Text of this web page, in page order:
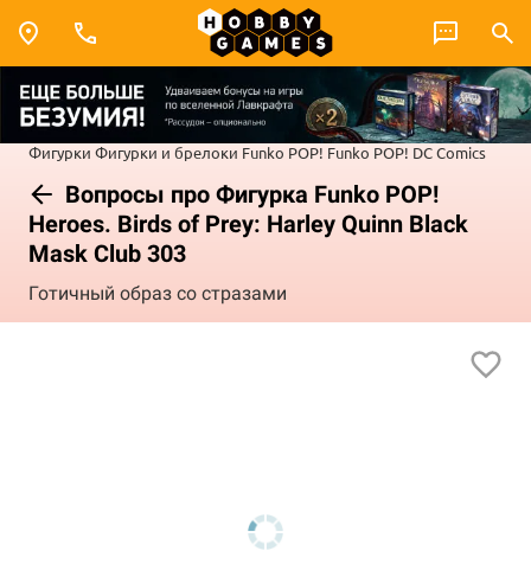
Фигурки Фигурки и брелоки Funko POP! Funko POP! DC Comics
Вопросы про Фигурка Funko POP!
Heroes. Birds of Prey: Harley Quinn Black
Mask Club 303
Готичный образ со стразами